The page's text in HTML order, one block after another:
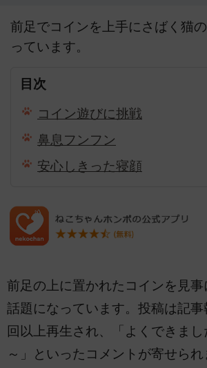
前足でコインを上手にさばく猫
っています。
目次
コイン遊びに挑戦
鼻息フンフン
安心しきった寝顔
前足の上に置かれたコインを見
話題になっています。投稿は記
回以上再生され、「よくできま
～」といったコメントが寄せられ